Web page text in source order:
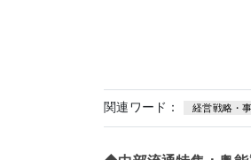
関連ワード： 経営戦略・